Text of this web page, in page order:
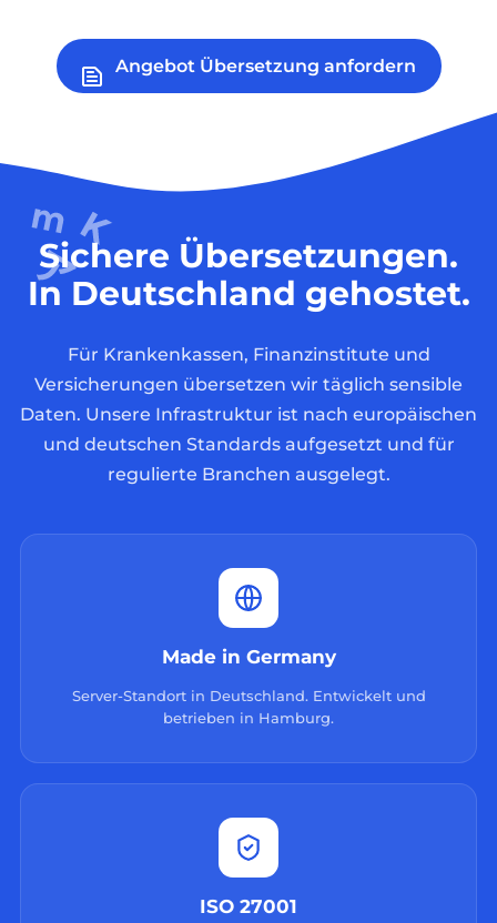
Angebot Übersetzung anfordern
Sichere Übersetzungen.
In Deutschland gehostet.
Für Krankenkassen, Finanzinstitute und
Versicherungen übersetzen wir täglich sensible
Daten. Unsere Infrastruktur ist nach europäischen
und deutschen Standards aufgesetzt und für
regulierte Branchen ausgelegt.
Made in Germany
Server-Standort in Deutschland. Entwickelt und
betrieben in Hamburg.
ISO 27001